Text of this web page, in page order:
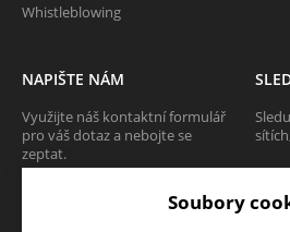
Whistleblowing
NAPIŠTE NÁM
Využijte náš kontaktní formulář
pro váš dotaz a nebojte se
zeptat.
Soubory